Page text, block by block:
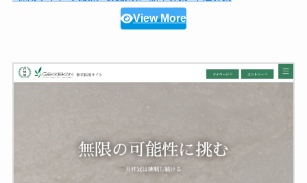
View More